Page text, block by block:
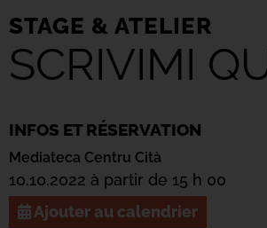
STAGE & ATELIER
SCRIVIMI
INFOS ET RÉSERVATION
Mediateca Centru Cità
10.10.2022 à partir de 15 h 00
Ajouter au calendrier